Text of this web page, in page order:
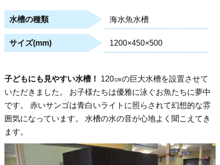
水槽の種類 海水魚水槽
サイズ(mm) 1200×450×500
子どもにも見やすい水槽！
120㎝の巨大水槽を設置させて
いただきました。 お子様たちは優雅に泳ぐお魚たちに夢中
です。 赤いサンゴは青白いライトに照らされて幻想的な雰
囲気になっています。 水槽の水の音が心地よく聞こえてき
ます。